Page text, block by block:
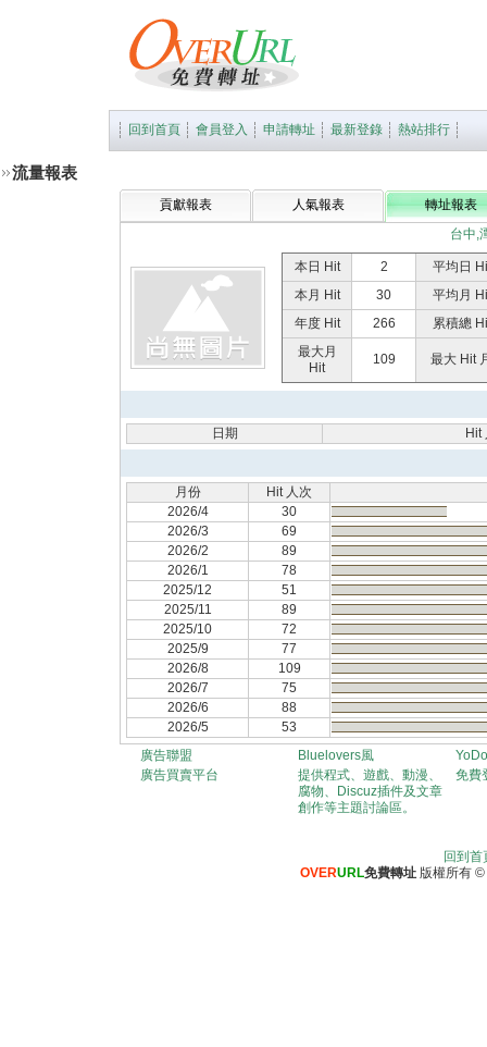
回到首頁 會員登入 申請轉址 最新登錄 熱站排行
流量報表
貢獻報表 人氣報表
轉址報表
台中,
本日 Hit 2
平均日
本月 Hit
30
平均月
年度 Hit
266
累積總
最大月
Hit
109 最大 Hit
日期 Hit
月份
Hit 人次
2026/4
30
2026/3
69
2026/2
89
2026/1
78
2025/12
51
2025/11
89
2025/10
72
2025/9
77
2026/8
109
2026/7
75
2026/6
88
2026/5
53
廣告聯盟
廣告買賣平台
Bluelovers風
提供程式、遊戲、動漫、
腐物、Discuz插件及文章
創作等主題討論區。
免費
回到首
OVERURL免費轉址 版權所有 ©